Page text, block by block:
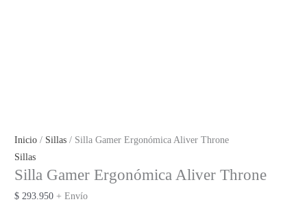
Inicio / Sillas / Silla Gamer Ergonómica Aliver Throne
Sillas
Silla Gamer Ergonómica Aliver Throne
$ 293.950 + Envío